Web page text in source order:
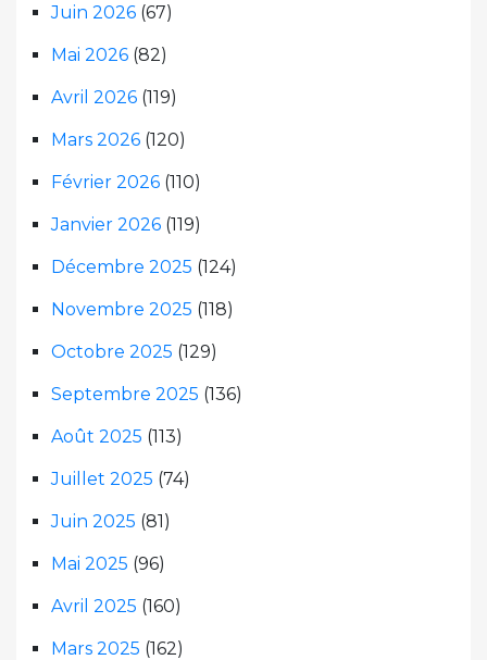
Juin 2026 (67)
Mai 2026 (82)
Avril 2026 (119)
Mars 2026 (120)
Février 2026 (110)
Janvier 2026 (119)
Décembre 2025 (124)
Novembre 2025 (118)
Octobre 2025 (129)
Septembre 2025 (136)
Août 2025 (113)
Juillet 2025 (74)
Juin 2025 (81)
Mai 2025 (96)
Avril 2025 (160)
Mars 2025 (162)